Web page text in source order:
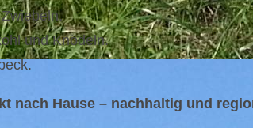
und Knödeln.
nach Hause – nachhaltig und